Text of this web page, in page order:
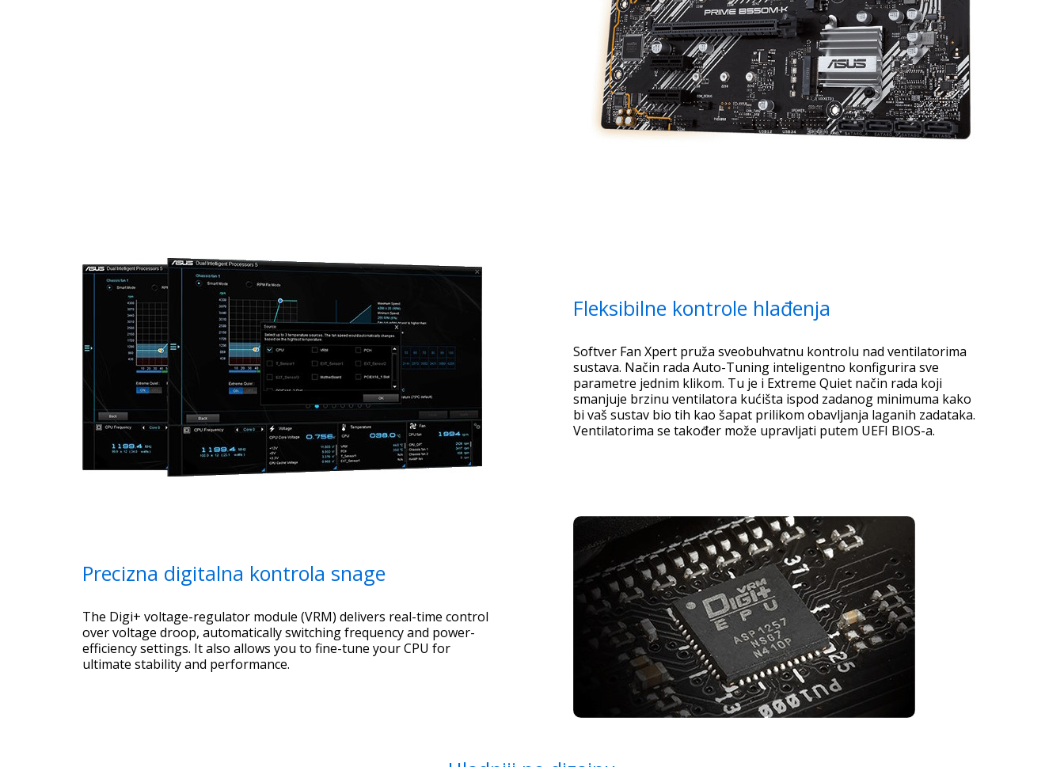
Fleksibilne kontrole hlađenja
Softver Fan Xpert pruža sveobuhvatnu kontrolu nad ventilatorima
sustava. Način rada Auto-Tuning inteligentno konfigurira sve
parametre jednim klikom. Tu je i Extreme Quiet način rada koji
smanjuje brzinu ventilatora kućišta ispod zadanog minimuma kako
bi vaš sustav bio tih kao šapat prilikom obavljanja laganih zadataka.
Ventilatorima se također može upravljati putem UEFI BIOS-a.
Precizna digitalna kontrola snage
The Digi+ voltage-regulator module (VRM) delivers real-time control
over voltage droop, automatically switching frequency and power-
efficiency settings. It also allows you to fine-tune your CPU for
ultimate stability and performance.